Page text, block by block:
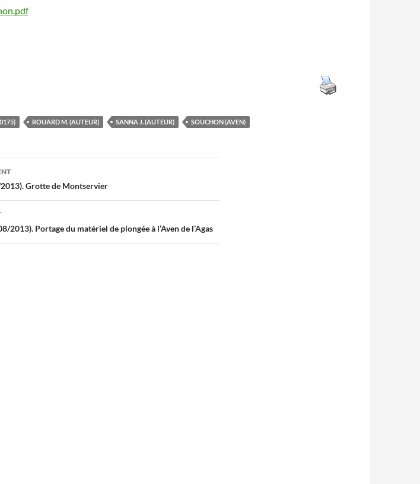
ROUARD M. (AUTEUR) SANNA J. (AUTEUR) SOUCHON (AVEN)
Grotte de Montservier
2013). Portage du matériel de plongée à l’Aven de l’Agas